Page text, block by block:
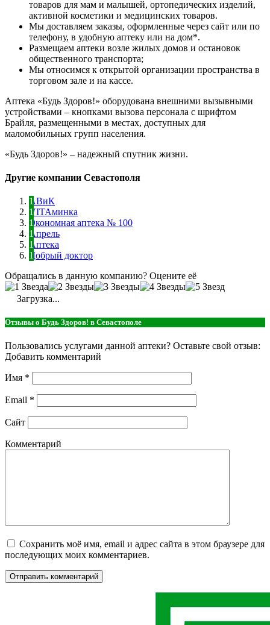
товаров для мам и малышей, ортопедических изделий,
активной косметики и медицинских товаров.
Мы доставляем заказы, оформленные через сайт или по
телефону, в удобную аптеку или на дом*.
Размещаем аптеки возле жилых домов и остановок
общественного транспорта;
Мы относимся к открытой организации пространства в
торговом зале и на кассе.
Аптека «Будь Здоров!» оборудована внешними вызывными
устройствами – кнопками вызова персонала с шрифтом
Брайля, размещенными в местах, доступных для
маломобильных групп населения.
«Будь Здоров!» – надежный спутник жизни.
Другие компании Севастополя
АВиК
VITAминка
Экономная аптека № 100
Апрель
Аптека
Добрый доктор
Обращались в данную компанию? Оцените её
Загрузка...
Отзывы о Будь Здоров! в Севастополе
Пользовались услугами данной аптеки? Оставьте свой отзыв:
Добавить комментарий
Имя *
Email *
Сайт
Комментарий
Сохранить моё имя, email и адрес сайта в этом браузере для
последующих моих комментариев.